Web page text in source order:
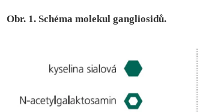
Obr. 1. Schéma molekul gangliosidů.